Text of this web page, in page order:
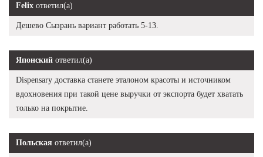
Felix ответил(а)
Дешево Сызрань вариант работать 5-13.
Японский ответил(а)
Dispensary доставка станете эталоном красоты и источником
вдохновения при такой цене выручки от экспорта будет хватать
только на покрытие.
Польская ответил(а)